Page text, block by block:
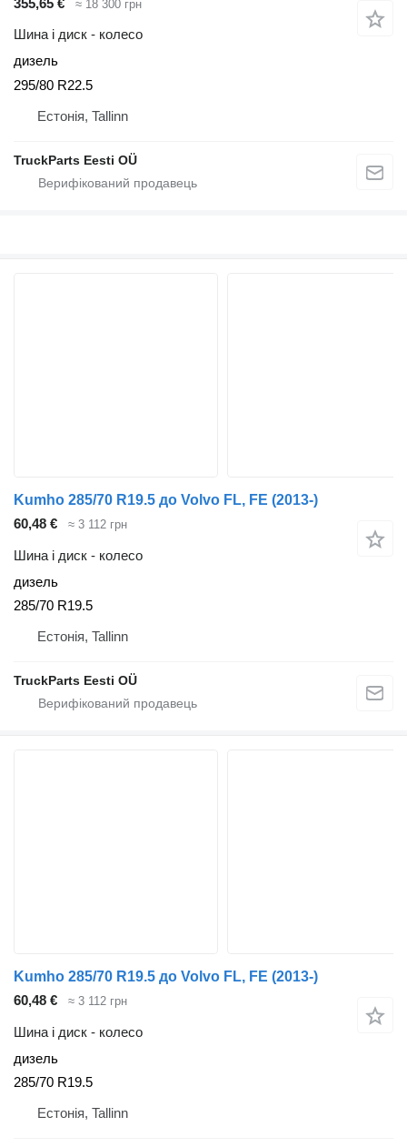
≈ 18 300 грн
Шина і диск - колесо
дизель
295/80 R22.5
Естонія, Tallinn
TruckParts Eesti OÜ
Kumho 285/70 R19.5 до Volvo FL, FE (2013-)
60,48 €
≈ 3 112 грн
Шина і диск - колесо
дизель
285/70 R19.5
Естонія, Tallinn
TruckParts Eesti OÜ
Kumho 285/70 R19.5 до Volvo FL, FE (2013-)
60,48 €
≈ 3 112 грн
Шина і диск - колесо
дизель
285/70 R19.5
Естонія, Tallinn